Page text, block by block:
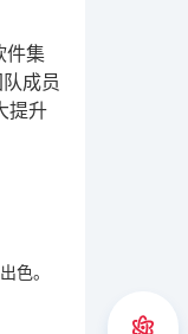
件集
成员
提升
色。